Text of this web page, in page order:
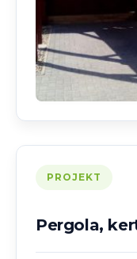
PROJEKT
Pergola,